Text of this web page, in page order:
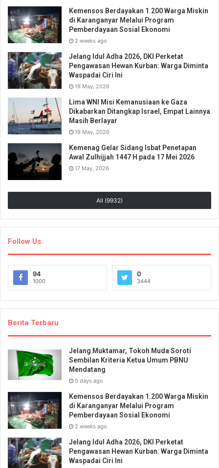
Kemensos Berdayakan 1.200 Warga Miskin
di Karanganyar Melalui Program
Pemberdayaan Sosial Ekonomi
2 weeks ago
Jelang Idul Adha 2026, DKI Perketat
Pengawasan Hewan Kurban: Warga Diminta
Waspadai Ciri Ini
19 May, 2026
Lima WNI Misi Kemanusiaan ke Gaza
Dikabarkan Ditangkap Israel, Empat Lainnya
Masih Berlayar
19 May, 2026
Kemenag Gelar Sidang Isbat Penetapan
Awal Zulhijjah 1447 H pada 17 Mei 2026
17 May, 2026
All (9932)
Follow Us
94
1000
0
3444
Berita Terbaru
Jelang Muktamar, Tokoh Muda Soroti
Sembilan Kriteria Ketua Umum PBNU
Mendatang
5 days ago
Kemensos Berdayakan 1.200 Warga Miskin
di Karanganyar Melalui Program
Pemberdayaan Sosial Ekonomi
2 weeks ago
Jelang Idul Adha 2026, DKI Perketat
Pengawasan Hewan Kurban: Warga Diminta
Waspadai Ciri Ini